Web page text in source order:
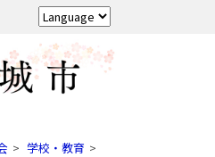
学校・教育